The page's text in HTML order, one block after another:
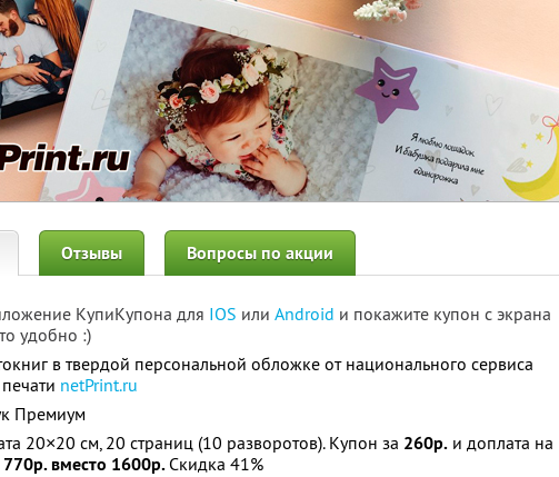
Отзывы Вопросы по акции
КупиКупона для IOS или Android и покажите купон с экрана
удобно :)
в твердой персональной обложке от национального сервиса
netPrint.ru
Премиум
20×20 см, 20 страниц (10 разворотов). Купон за 260р. и доплата на
770р. вместо 1600р. Скидка 41%